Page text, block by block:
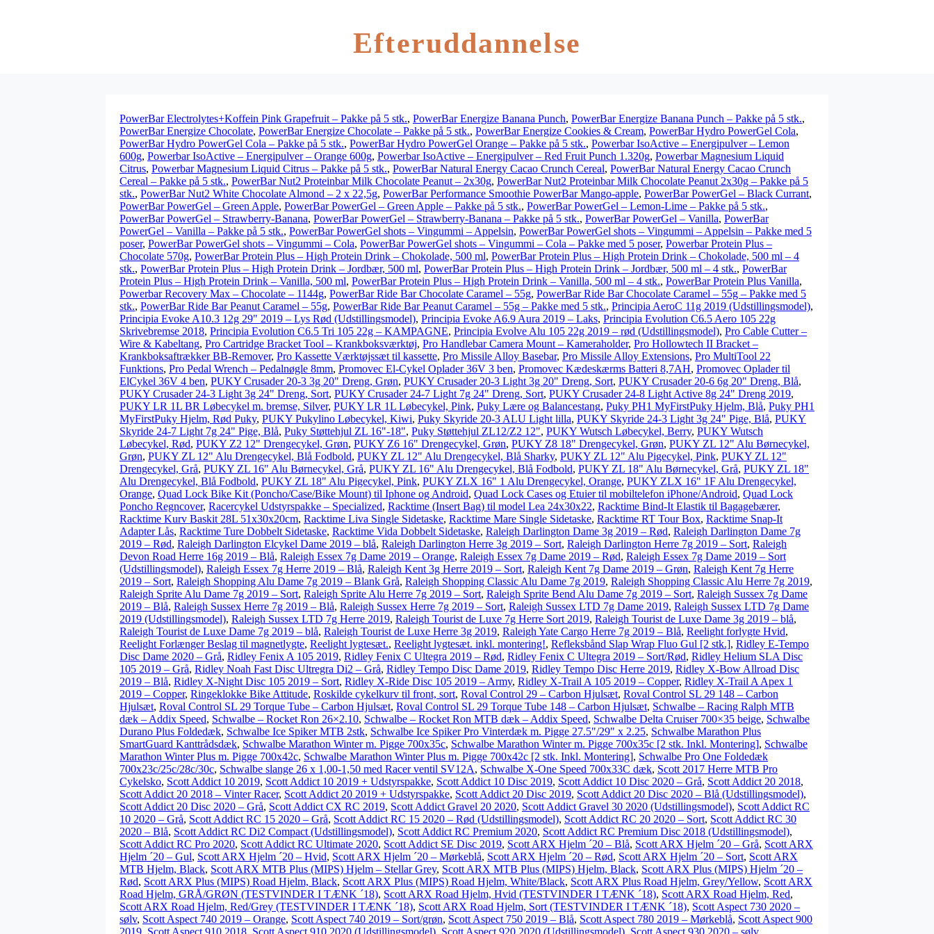
Efteruddannelse
PowerBar Electrolytes+Koffein Pink Grapefruit – Pakke på 5 stk., PowerBar Energize Banana Punch, PowerBar Energize Banana Punch – Pakke på 5 stk.,
PowerBar Energize Chocolate, PowerBar Energize Chocolate – Pakke på 5 stk., PowerBar Energize Cookies & Cream, PowerBar Hydro PowerGel Cola,
PowerBar Hydro PowerGel Cola – Pakke på 5 stk., PowerBar Hydro PowerGel Orange – Pakke på 5 stk., Powerbar IsoActive – Energipulver – Lemon
600g, Powerbar IsoActive – Energipulver – Orange 600g, Powerbar IsoActive – Energipulver – Red Fruit Punch 1.320g, Powerbar Magnesium Liquid
Citrus, Powerbar Magnesium Liquid Citrus – Pakke på 5 stk., PowerBar Natural Energy Cacao Crunch Cereal, PowerBar Natural Energy Cacao Crunch
Cereal – Pakke på 5 stk., PowerBar Nut2 Proteinbar Milk Chocolate Peanut – 2x30g, PowerBar Nut2 Proteinbar Milk Chocolate Peanut 2x30g – Pakke på 5
stk., PowerBar Nut2 White Chocolate Almond – 2 x 22,5g, PowerBar Performance Smoothie PowerBar Mango-apple, PowerBar PowerGel – Black Currant,
PowerBar PowerGel – Green Apple, PowerBar PowerGel – Green Apple – Pakke på 5 stk., PowerBar PowerGel – Lemon-Lime – Pakke på 5 stk.,
PowerBar PowerGel – Strawberry-Banana, PowerBar PowerGel – Strawberry-Banana – Pakke på 5 stk., PowerBar PowerGel – Vanilla, PowerBar
PowerGel – Vanilla – Pakke på 5 stk., PowerBar PowerGel shots – Vingummi – Appelsin, PowerBar PowerGel shots – Vingummi – Appelsin – Pakke med 5
poser, PowerBar PowerGel shots – Vingummi – Cola, PowerBar PowerGel shots – Vingummi – Cola – Pakke med 5 poser, Powerbar Protein Plus –
Chocolate 570g, PowerBar Protein Plus – High Protein Drink – Chokolade, 500 ml, PowerBar Protein Plus – High Protein Drink – Chokolade, 500 ml – 4
stk., PowerBar Protein Plus – High Protein Drink – Jordbær, 500 ml, PowerBar Protein Plus – High Protein Drink – Jordbær, 500 ml – 4 stk., PowerBar
Protein Plus – High Protein Drink – Vanilla, 500 ml, PowerBar Protein Plus – High Protein Drink – Vanilla, 500 ml – 4 stk., PowerBar Protein Plus Vanilla,
Powerbar Recovery Max – Chocolate – 1144g, PowerBar Ride Bar Chocolate Caramel – 55g, PowerBar Ride Bar Chocolate Caramel – 55g – Pakke med 5
stk., PowerBar Ride Bar Peanut Caramel – 55g, PowerBar Ride Bar Peanut Caramel – 55g – Pakke med 5 stk., Principia AeroC 11g 2019 (Udstillingsmodel),
Principia Evoke A10.3 12g 29" 2019 – Lys Rød (Udstillingsmodel), Principia Evoke A6.9 Aura 2019 – Laks, Principia Evolution C6.5 Aero 105 22g
Skrivebremse 2018, Principia Evolution C6.5 Tri 105 22g – KAMPAGNE, Principia Evolve Alu 105 22g 2019 – rød (Udstillingsmodel), Pro Cable Cutter –
Wire & Kabeltang, Pro Cartridge Bracket Tool – Krankboksværktøj, Pro Handlebar Camera Mount – Kameraholder, Pro Hollowtech II Bracket –
Krankboksaftrækker BB-Remover, Pro Kassette Værktøjssæt til kassette, Pro Missile Alloy Basebar, Pro Missile Alloy Extensions, Pro MultiTool 22
Funktions, Pro Pedal Wrench – Pedalnøgle 8mm, Promovec El-Cykel Oplader 36V 3 ben, Promovec Kædeskærms Batteri 8,7AH, Promovec Oplader til
ElCykel 36V 4 ben, PUKY Crusader 20-3 3g 20" Dreng, Grøn, PUKY Crusader 20-3 Light 3g 20" Dreng, Sort, PUKY Crusader 20-6 6g 20" Dreng, Blå,
PUKY Crusader 24-3 Light 3g 24" Dreng, Sort, PUKY Crusader 24-7 Light 7g 24" Dreng, Sort, PUKY Crusader 24-8 Light Active 8g 24" Dreng 2019,
PUKY LR 1L BR Løbecykel m. bremse, Silver, PUKY LR 1L Løbecykel, Pink, Puky Lære og Balancestang, Puky PH1 MyFirstPuky Hjelm, Blå, Puky PH1
MyFirstPuky Hjelm, Rød Puky, PUKY Pukylino Løbecykel, Kiwi, Puky Skyride 20-3 ALU Light lilla, PUKY Skyride 24-3 Light 3g 24" Pige, Blå, PUKY
Skyride 24-7 Light 7g 24" Pige, Blå, Puky Støttehjul ZL 16"-18", Puky Støttehjul ZL12/Z2 12", PUKY Wutsch Løbecykel, Berry, PUKY Wutsch
Løbecykel, Rød, PUKY Z2 12" Drengecykel, Grøn, PUKY Z6 16" Drengecykel, Grøn, PUKY Z8 18" Drengecykel, Grøn, PUKY ZL 12" Alu Børnecykel,
Grøn, PUKY ZL 12" Alu Drengecykel, Blå Fodbold, PUKY ZL 12" Alu Drengecykel, Blå Sharky, PUKY ZL 12" Alu Pigecykel, Pink, PUKY ZL 12"
Drengecykel, Grå, PUKY ZL 16" Alu Børnecykel, Grå, PUKY ZL 16" Alu Drengecykel, Blå Fodbold, PUKY ZL 18" Alu Børnecykel, Grå, PUKY ZL 18"
Alu Drengecykel, Blå Fodbold, PUKY ZL 18" Alu Pigecykel, Pink, PUKY ZLX 16" 1 Alu Drengecykel, Orange, PUKY ZLX 16" 1F Alu Drengecykel,
Orange, Quad Lock Bike Kit (Poncho/Case/Bike Mount) til Iphone og Android, Quad Lock Cases og Etuier til mobiltelefon iPhone/Android, Quad Lock
Poncho Regncover, Racercykel Udstyrspakke – Specialized, Racktime (Insert Bag) til model Lea 24x30x22, Racktime Bind-It Elastik til Bagagebærer,
Racktime Kurv Baskit 28L 51x30x20cm, Racktime Liva Single Sidetaske, Racktime Mare Single Sidetaske, Racktime RT Tour Box, Racktime Snap-It
Adapter Lås, Racktime Ture Dobbelt Sidetaske, Racktime Vida Dobbelt Sidetaske, Raleigh Darlington Dame 3g 2019 – Rød, Raleigh Darlington Dame 7g
2019 – Rød, Raleigh Darlington Elcykel Dame 2019 – blå, Raleigh Darlington Herre 3g 2019 – Sort, Raleigh Darlington Herre 7g 2019 – Sort, Raleigh
Devon Road Herre 16g 2019 – Blå, Raleigh Essex 7g Dame 2019 – Orange, Raleigh Essex 7g Dame 2019 – Rød, Raleigh Essex 7g Dame 2019 – Sort
(Udstillingsmodel), Raleigh Essex 7g Herre 2019 – Blå, Raleigh Kent 3g Herre 2019 – Sort, Raleigh Kent 7g Dame 2019 – Grøn, Raleigh Kent 7g Herre
2019 – Sort, Raleigh Shopping Alu Dame 7g 2019 – Blank Grå, Raleigh Shopping Classic Alu Dame 7g 2019, Raleigh Shopping Classic Alu Herre 7g 2019,
Raleigh Sprite Alu Dame 7g 2019 – Sort, Raleigh Sprite Alu Herre 7g 2019 – Sort, Raleigh Sprite Bend Alu Dame 7g 2019 – Sort, Raleigh Sussex 7g Dame
2019 – Blå, Raleigh Sussex Herre 7g 2019 – Blå, Raleigh Sussex Herre 7g 2019 – Sort, Raleigh Sussex LTD 7g Dame 2019, Raleigh Sussex LTD 7g Dame
2019 (Udstillingsmodel), Raleigh Sussex LTD 7g Herre 2019, Raleigh Tourist de Luxe 7g Herre Sort 2019, Raleigh Tourist de Luxe Dame 3g 2019 – blå,
Raleigh Tourist de Luxe Dame 7g 2019 – blå, Raleigh Tourist de Luxe Herre 3g 2019, Raleigh Yate Cargo Herre 7g 2019 – Blå, Reelight forlygte Hvid,
Reelight Forlænger Beslag til magnetlygte, Reelight lygtesæt., Reelight lygtesæt. inkl. montering!, Refleksbånd Slap Wrap Fluo Gul [2 stk.], Ridley E-Tempo
Disc Dame 2020 – Grå, Ridley Fenix A 105 2019, Ridley Fenix C Ultegra 2019 – Rød, Ridley Fenix C Ultegra 2019 – Sort/Rød, Ridley Helium SLA Disc
105 2019 – Grå, Ridley Noah Fast Disc Ultregra Di2 – Grå, Ridley Tempo Disc Dame 2019, Ridley Tempo Disc Herre 2019, Ridley X-Bow Allroad Disc
2019 – Blå, Ridley X-Night Disc 105 2019 – Sort, Ridley X-Ride Disc 105 2019 – Army, Ridley X-Trail A 105 2019 – Copper, Ridley X-Trail A Apex 1
2019 – Copper, Ringeklokke Bike Attitude, Roskilde cykelkurv til front, sort, Roval Control 29 – Carbon Hjulsæt, Roval Control SL 29 148 – Carbon
Hjulsæt, Roval Control SL 29 Torque Tube – Carbon Hjulsæt, Roval Control SL 29 Torque Tube 148 – Carbon Hjulsæt, Schwalbe – Racing Ralph MTB
dæk – Addix Speed, Schwalbe – Rocket Ron 26×2.10, Schwalbe – Rocket Ron MTB dæk – Addix Speed, Schwalbe Delta Cruiser 700×35 beige, Schwalbe
Durano Plus Foldedæk, Schwalbe Ice Spiker MTB 2stk, Schwalbe Ice Spiker Pro Vinterdæk m. Pigge 27.5"/29" x 2.25, Schwalbe Marathon Plus
SmartGuard Kanttrådsdæk, Schwalbe Marathon Winter m. Pigge 700x35c, Schwalbe Marathon Winter m. Pigge 700x35c [2 stk. Inkl. Montering], Schwalbe
Marathon Winter Plus m. Pigge 700x42c, Schwalbe Marathon Winter Plus m. Pigge 700x42c [2 stk. Inkl. Montering], Schwalbe Pro One Foldedæk
700x23c/25c/28c/30c, Schwalbe slange 26 x 1,00-1,50 med Racer ventil SV12A, Schwalbe X-One Speed 700x33C dæk, Scott 2017 Herre MTB Pro
Cykelsko, Scott Addict 10 2019, Scott Addict 10 2019 + Udstyrspakke, Scott Addict 10 Disc 2019, Scott Addict 10 Disc 2020 – Grå, Scott Addict 20 2018,
Scott Addict 20 2018 – Vinter Racer, Scott Addict 20 2019 + Udstyrspakke, Scott Addict 20 Disc 2019, Scott Addict 20 Disc 2020 – Blå (Udstillingsmodel),
Scott Addict 20 Disc 2020 – Grå, Scott Addict CX RC 2019, Scott Addict Gravel 20 2020, Scott Addict Gravel 30 2020 (Udstillingsmodel), Scott Addict RC
10 2020 – Grå, Scott Addict RC 15 2020 – Grå, Scott Addict RC 15 2020 – Rød (Udstillingsmodel), Scott Addict RC 20 2020 – Sort, Scott Addict RC 30
2020 – Blå, Scott Addict RC Di2 Compact (Udstillingsmodel), Scott Addict RC Premium 2020, Scott Addict RC Premium Disc 2018 (Udstillingsmodel),
Scott Addict RC Pro 2020, Scott Addict RC Ultimate 2020, Scott Addict SE Disc 2019, Scott ARX Hjelm ´20 – Blå, Scott ARX Hjelm ´20 – Grå, Scott ARX
Hjelm ´20 – Gul, Scott ARX Hjelm ´20 – Hvid, Scott ARX Hjelm ´20 – Mørkeblå, Scott ARX Hjelm ´20 – Rød, Scott ARX Hjelm ´20 – Sort, Scott ARX
MTB Hjelm, Black, Scott ARX MTB Plus (MIPS) Hjelm – Stellar Grey, Scott ARX MTB Plus (MIPS) Hjelm, Black, Scott ARX Plus (MIPS) Hjelm ´20 –
Rød, Scott ARX Plus (MIPS) Road Hjelm, Black, Scott ARX Plus (MIPS) Road Hjelm, White/Black, Scott ARX Plus Road Hjelm, Grey/Yellow, Scott ARX
Road Hjelm, GRÅ/GRØN (TESTVINDER I TÆNK ´18), Scott ARX Road Hjelm, Hvid (TESTVINDER I TÆNK ´18), Scott ARX Road Hjelm, Red,
Scott ARX Road Hjelm, Red/Grey (TESTVINDER I TÆNK ´18), Scott ARX Road Hjelm, Sort (TESTVINDER I TÆNK ´18), Scott Aspect 730 2020 –
sølv, Scott Aspect 740 2019 – Orange, Scott Aspect 740 2019 – Sort/grøn, Scott Aspect 750 2019 – Blå, Scott Aspect 780 2019 – Mørkeblå, Scott Aspect 900
2019 Scott Aspect 910 2018 Scott Aspect 910 2020 (Udstillingsmodel) Scott Aspect 920 2020 (Udstillingsmodel) Scott Aspect 930 2020 – sølv